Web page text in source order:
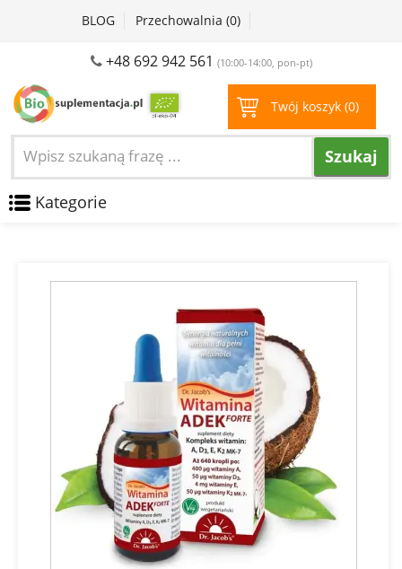
BLOG Przechowalnia (0)
+48 692 942 561 (10:00-14:00, pon-pt)
Twój koszyk (0)
Szukaj
Kategorie